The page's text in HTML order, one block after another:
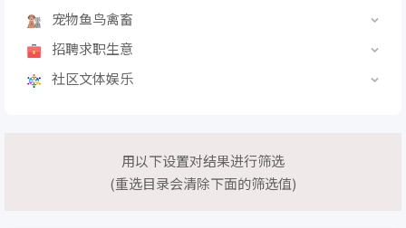
宠物鱼鸟禽畜
招聘求职生意
社区文体娱乐
用以下设置对结果进行筛选
(重选目录会清除下面的筛选值)